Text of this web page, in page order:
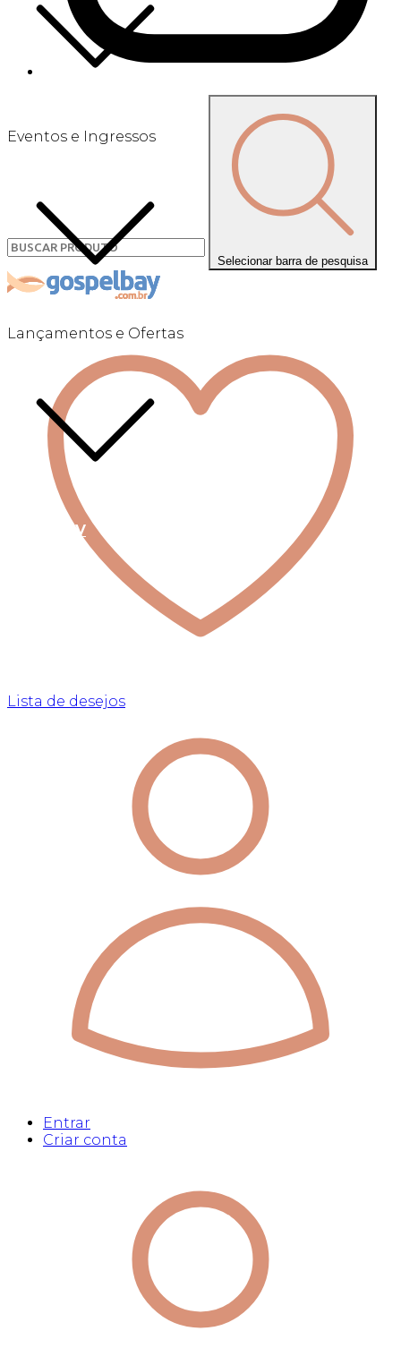
Eventos e Ingressos
Lançamentos e Ofertas
Linha +QV
Selecionar barra de pesquisa
Lista de desejos
Entrar
Criar conta